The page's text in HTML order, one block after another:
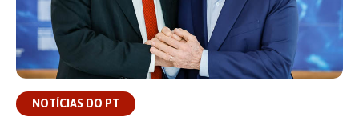
NOTÍCIAS DO PT